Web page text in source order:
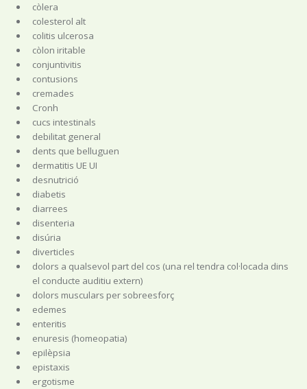
còlera
colesterol alt
colitis ulcerosa
còlon iritable
conjuntivitis
contusions
cremades
Cronh
cucs intestinals
debilitat general
dents que belluguen
dermatitis UE UI
desnutrició
diabetis
diarrees
disenteria
disúria
diverticles
dolors a qualsevol part del cos (una rel tendra col·locada dins
el conducte auditiu extern)
dolors musculars per sobreesforç
edemes
enteritis
enuresis (homeopatia)
epilèpsia
epistaxis
ergotisme